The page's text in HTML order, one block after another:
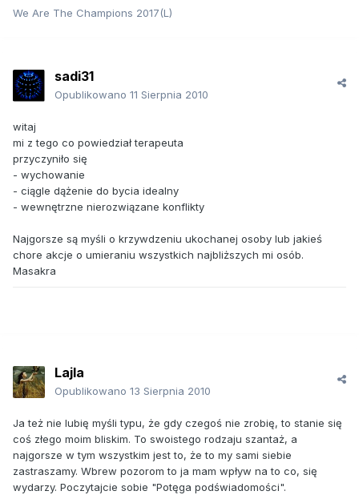
We Are The Champions 2017(L)
sadi31
Opublikowano 11 Sierpnia 2010
witaj
mi z tego co powiedział terapeuta
przyczyniło się
- wychowanie
- ciągle dążenie do bycia idealny
- wewnętrzne nierozwiązane konflikty
Najgorsze są myśli o krzywdzeniu ukochanej osoby lub jakieś
chore akcje o umieraniu wszystkich najbliższych mi osób.
Masakra
Lajla
Opublikowano 13 Sierpnia 2010
Ja też nie lubię myśli typu, że gdy czegoś nie zrobię, to stanie się
coś złego moim bliskim. To swoistego rodzaju szantaż, a
najgorsze w tym wszystkim jest to, że to my sami siebie
zastraszamy. Wbrew pozorom to ja mam wpływ na to co, się
wydarzy. Poczytajcie sobie "Potęga podświadomości".